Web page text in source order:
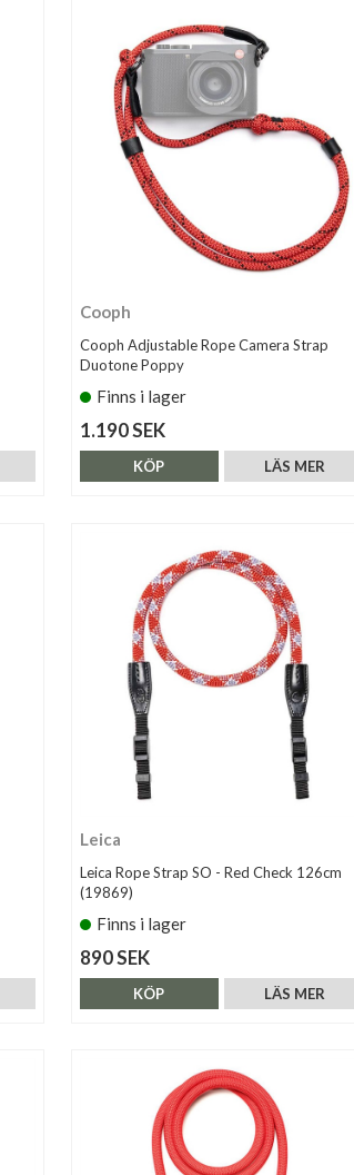
Cooph
Cooph Adjustable Rope Camera Strap
Duotone Poppy
Finns i lager
1.190 SEK
LÄS MER
KÖP
Leica
Leica Rope Strap SO - Red Check 126cm
(19869)
Finns i lager
890 SEK
LÄS MER
KÖP